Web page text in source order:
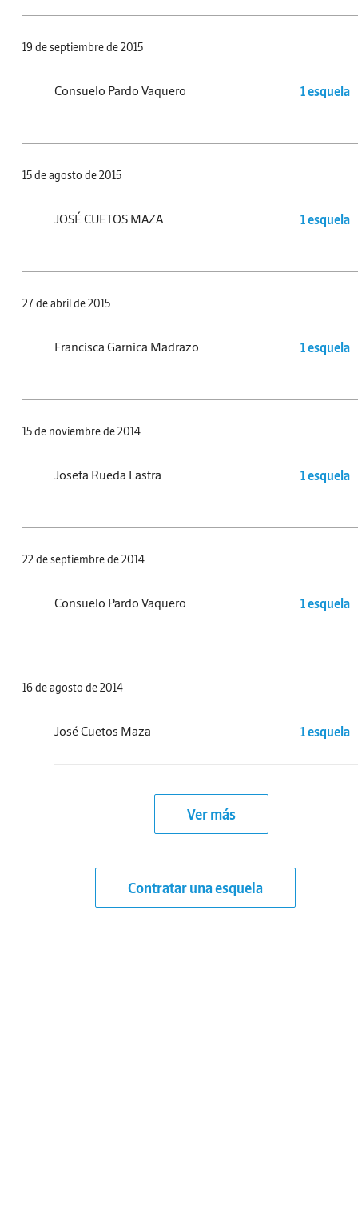
19 de septiembre de 2015
Consuelo Pardo Vaquero 1 esquela
15 de agosto de 2015
JOSÉ CUETOS MAZA 1 esquela
27 de abril de 2015
Francisca Garnica Madrazo 1 esquela
15 de noviembre de 2014
Josefa Rueda Lastra 1 esquela
22 de septiembre de 2014
Consuelo Pardo Vaquero 1 esquela
16 de agosto de 2014
José Cuetos Maza 1 esquela
Ver más
Contratar una esquela